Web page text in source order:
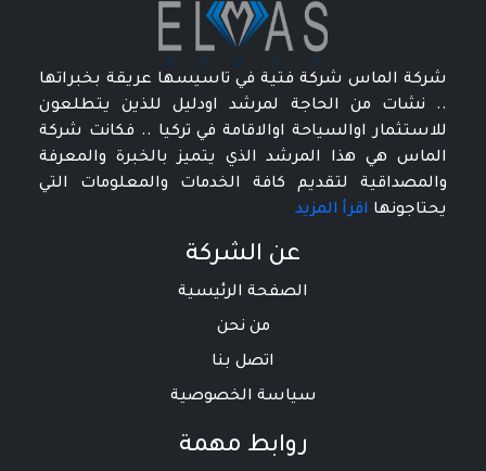
شركة الماس شركة فتية في تاسيسها عريقة بخبراتها
.. نشات من الحاجة لمرشد اودليل للذين يتطلعون
للاستثمار اوالسياحة اوالاقامة في تركيا .. فكانت شركة
الماس هي هذا المرشد الذي يتميز بالخبرة والمعرفة
والمصداقية لتقديم كافة الخدمات والمعلومات التي
يحتاجونها اقرأ المزيد
عن الشركة
الصفحة الرئيسية
من نحن
اتصل بنا
سياسة الخصوصية
روابط مهمة